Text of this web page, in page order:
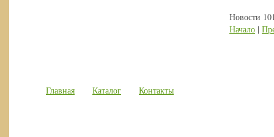
Новости
Начало |
Главная Каталог Контакты